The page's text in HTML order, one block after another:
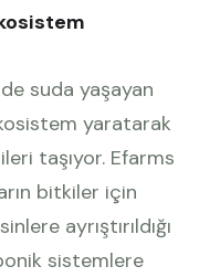
suda yaşayan
yaratarak
taşıyor. Efarms
bitkiler için
ayrıştırıldığı
sistemlere